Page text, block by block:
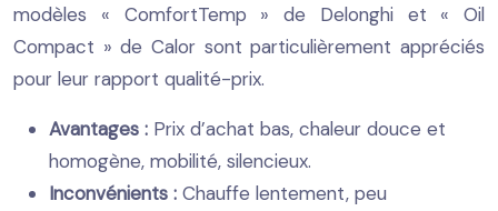
modèles « ComfortTemp » de Delonghi et « Oil
Compact » de Calor sont particulièrement appréciés
pour leur rapport qualité-prix.
Avantages : Prix d’achat bas, chaleur douce et
homogène, mobilité, silencieux.
Inconvénients : Chauffe lentement, peu